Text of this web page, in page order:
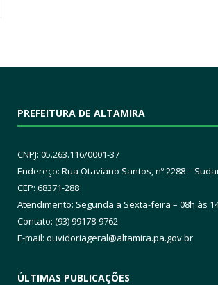
PREFEITURA DE ALTAMIRA
CNPJ: 05.263.116/0001-37
Endereço: Rua Otaviano Santos, nº 2288 –
CEP: 68371-288
Atendimento: Segunda a Sexta-feira – 08h às
Contato: (93) 99178-9762
E-mail: ouvidoriageral@altamira.pa.gov.br
ÚLTIMAS PUBLICAÇÕES